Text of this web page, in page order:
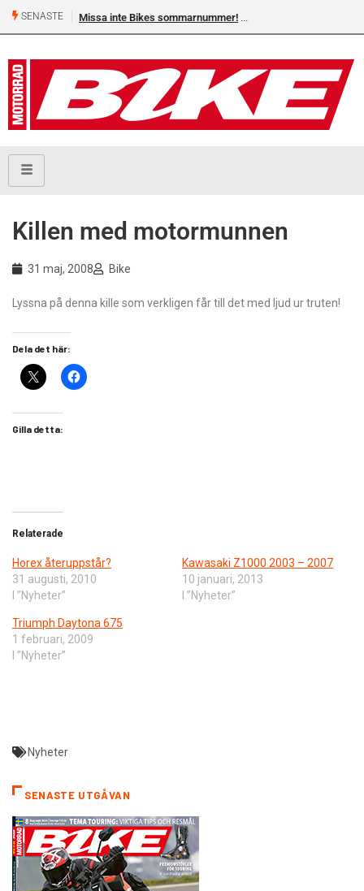
SENASTE Missa inte Bikes sommarnummer!
Killen med motormunnen
31 maj, 2008 Bike
Lyssna på denna kille som verkligen får till det med ljud ur truten!
Dela det här:
Gilla detta:
Relaterade
Horex återuppstår?
31 augusti, 2010
I ”Nyheter”
Kawasaki Z1000 2003 – 2007
10 januari, 2013
I ”Nyheter”
Triumph Daytona 675
1 februari, 2009
I ”Nyheter”
Nyheter
SENASTE UTGÅVAN